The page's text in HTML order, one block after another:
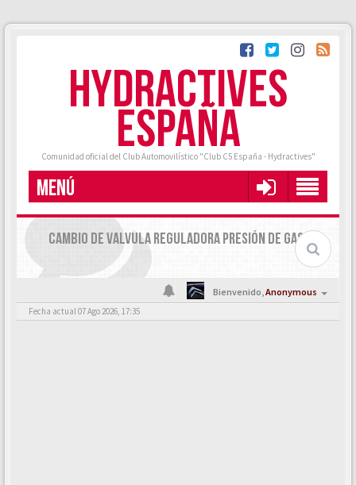
HYDRACTIVES
ESPAÑA
Comunidad oficial del Club Automovilístico "Club C5 España - Hydractives"
MENÚ
CAMBIO DE VALVULA REGULADORA PRESIÓN DE GASOIL
Bienvenido,Anonymous
Fecha actual 07 Ago 2026, 17:35